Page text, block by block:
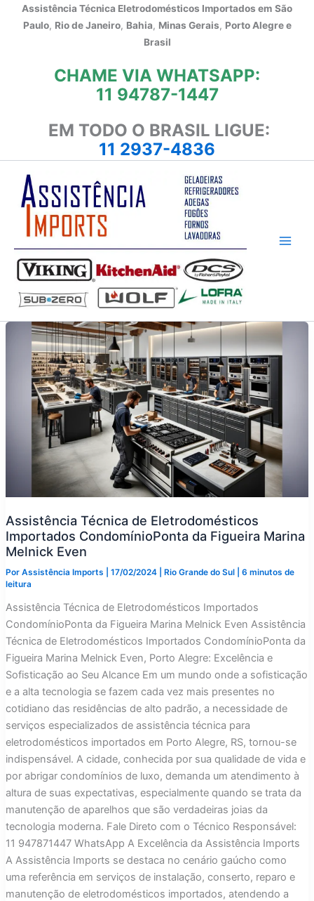
Assistência Técnica Eletrodomésticos Importados em São
Paulo, Rio de Janeiro, Bahia, Minas Gerais, Porto Alegre e
Brasil
CHAME VIA WHATSAPP:
11 94787-1447
EM TODO O BRASIL LIGUE:
11 2937-4836
Assistência Técnica de Eletrodomésticos
Importados CondomínioPonta da Figueira Marina
Melnick Even
Por Assistência Imports 17/02/2024 Rio Grande do Sul| 6 minutos de
leitura
Assistência Técnica de Eletrodomésticos Importados
CondomínioPonta da Figueira Marina Melnick Even Assistência
Técnica de Eletrodomésticos Importados CondomínioPonta da
Figueira Marina Melnick Even, Porto Alegre: Excelência e
Sofisticação ao Seu Alcance Em um mundo onde a sofisticação
e a alta tecnologia se fazem cada vez mais presentes no
cotidiano das residências de alto padrão, a necessidade de
serviços especializados de assistência técnica para
eletrodomésticos importados em Porto Alegre, RS, tornou-se
indispensável. A cidade, conhecida por sua qualidade de vida e
por abrigar condomínios de luxo, demanda um atendimento à
altura de suas expectativas, especialmente quando se trata da
manutenção de aparelhos que são verdadeiras joias da
tecnologia moderna. Fale Direto com o Técnico Responsável:
11 947871447 WhatsApp A Excelência da Assistência Imports
A Assistência Imports se destaca no cenário gaúcho como
uma referência em serviços de instalação, conserto, reparo e
manutenção de eletrodomésticos importados, atendendo a